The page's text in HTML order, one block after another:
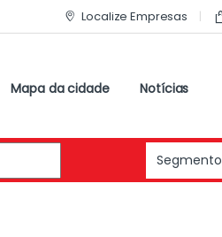
Localize Empresas
Mapa da cidade Notícias